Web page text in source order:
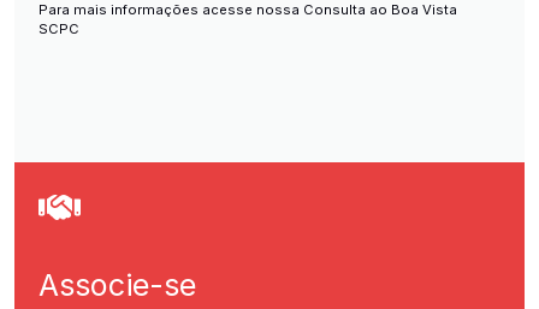
Para mais informações acesse nossa Consulta ao Boa Vista
SCPC
Associe-se